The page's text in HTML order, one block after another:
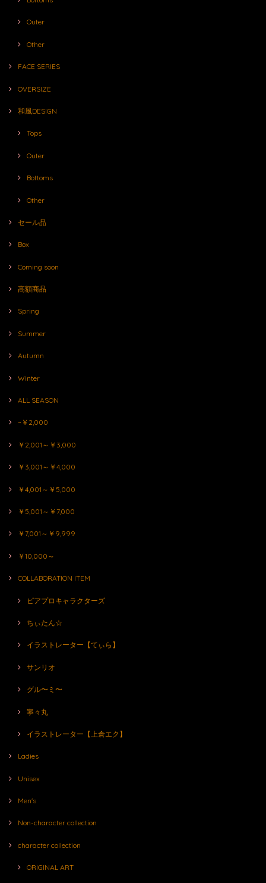
Outer
Other
FACE SERIES
OVERSIZE
和風DESIGN
Tops
Outer
Bottoms
Other
セール品
Box
Coming soon
高額商品
Spring
Summer
Autumn
Winter
ALL SEASON
~￥2,000
￥2,001～￥3,000
￥3,001～￥4,000
￥4,001～￥5,000
￥5,001～￥7,000
￥7,001～￥9,999
￥10,000～
COLLABORATION ITEM
ピアプロキャラクターズ
ちぃたん☆
イラストレーター【てぃら】
サンリオ
グル〜ミ〜
寧々丸
イラストレーター【上倉エク】
Ladies
Unisex
Men's
Non-character collection
character collection
ORIGINAL ART